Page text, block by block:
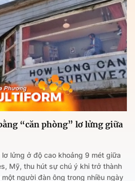
“căn phòng” lơ lửng giữa
lơ lửng ở độ cao khoảng 9 mét giữa
Mỹ, thu hút sự chú ý khi trở thành
người đàn ông trong nhiều ngày